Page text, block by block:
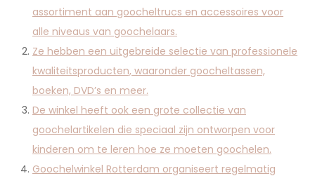
assortiment aan goocheltrucs en accessoires voor
alle niveaus van goochelaars.
Ze hebben een uitgebreide selectie van professionele
kwaliteitsproducten, waaronder goocheltassen,
boeken, DVD’s en meer.
De winkel heeft ook een grote collectie van
goochelartikelen die speciaal zijn ontworpen voor
kinderen om te leren hoe ze moeten goochelen.
Goochelwinkel Rotterdam organiseert regelmatig